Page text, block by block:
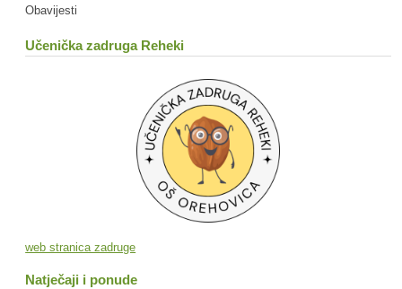
Obavijesti
Učenička zadruga Reheki
web stranica zadruge
Natječaji i ponude